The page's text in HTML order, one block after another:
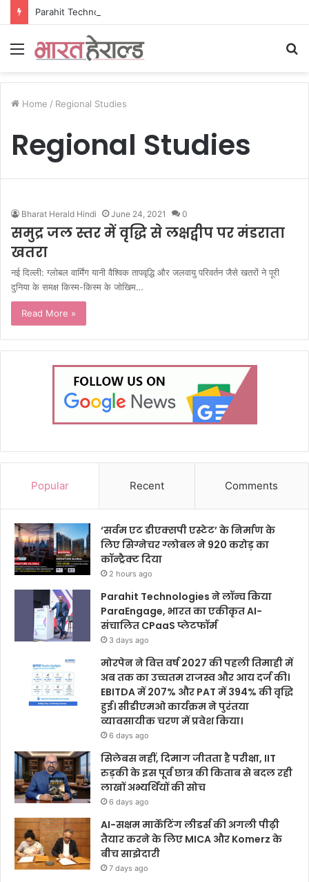
Menu
Home / Regional Studies
Regional Studies
Bharat Herald Hindi June 24, 2021 0
समुद्र जल स्तर में वृद्धि से लक्षद्वीप पर मंडराता
खतरा
नई दिल्ली: ग्लोबल वार्मिंग यानी वैश्विक तापवृद्धि और जलवायु परिवर्तन जैसे खतरों ने पूरी
दुनिया के समक्ष किस्म-किस्म के जोखिम…
Read More »
Popular Recent Comments
‘सर्वम एट डीएक्सपी एस्टेट’ के निर्माण के
लिए सिग्नेचर ग्लोबल ने 920 करोड़ का
कॉन्ट्रैक्ट दिया
2 hours ago
Parahit Technologies ने लॉन्च किया
ParaEngage, भारत का एकीकृत AI-
संचालित CPaaS प्लेटफॉर्म
3 days ago
मोरपेन ने वित्त वर्ष 2027 की पहली तिमाही में
अब तक का उच्चतम राजस्व और आय दर्ज की।
EBITDA में 207% और PAT में 394% की वृद्धि
हुई। सीडीएमओ कार्यक्रम ने पुरंतया
व्यावसायीक चरण में प्रवेश किया।
6 days ago
सिलेबस नहीं, दिमाग जीतता है परीक्षा, IIT
रुड़की के इस पूर्व छात्र की किताब से बदल रही
लाखों अभ्यर्थियों की सोच
6 days ago
AI-सक्षम मार्केटिंग लीडर्स की अगली पीढ़ी
तैयार करने के लिए MICA और Komerz के
बीच साझेदारी
7 days ago